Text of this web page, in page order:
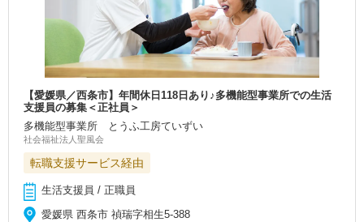
【愛媛県／西条市】年間休日118日あり♪多機能型事業所での生活
支援員の募集＜正社員＞
多機能型事業所 とうふ工房ていずい
社会福祉法人聖風会
転職支援サービス経由
生活支援員 / 正職員
愛媛県 西条市 禎瑞字相生5-388